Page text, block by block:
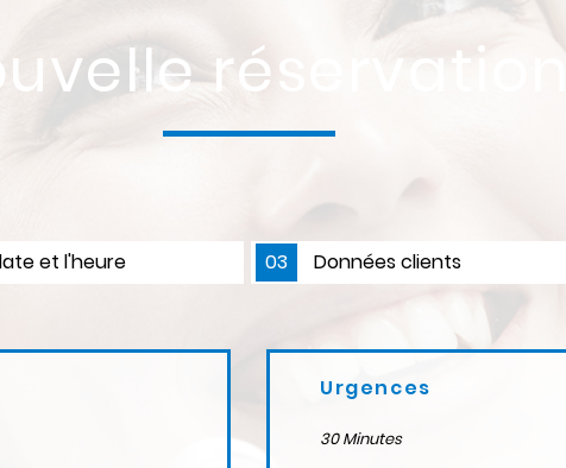
réservation
et l'heure 03 Données clients
Urgences
30Minutes